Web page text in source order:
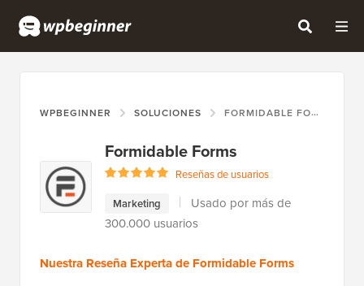
WPBEGINNER SOLUCIONES FORMIDABLE FORMS
Formidable Forms
Reseñas de usuarios
Marketing
Usado por más de
300.000 usuarios
Nuestra Reseña Experta de Formidable Forms